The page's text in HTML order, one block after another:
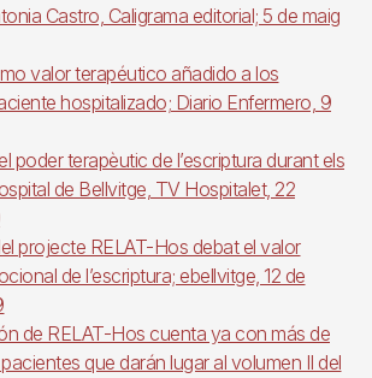
Castro, Caligrama editorial; 5 de maig
valor terapéutico añadido a los
hospitalizado; Diario Enfermero, 9
poder terapèutic de l’escriptura durant els
de Bellvitge, TV Hospitalet, 22
projecte RELAT-Hos debat el valor
de l’escriptura; ebellvitge, 12 de
de RELAT-Hos cuenta ya con más de
que darán lugar al volumen II del